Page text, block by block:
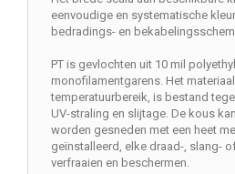
eenvoudige en systematische
bedradings- en
PT is gevlochten uit 10 mil
monofilamentgarens. Het
temperatuurbereik, is bestand
UV-straling en slijtage. De kous
worden gesneden met een heet
geïnstalleerd, elke draad-, slang-
verfraaien en beschermen.